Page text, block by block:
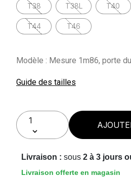
T38 T38L T40
T44 T46
Modèle : Mesure 1m86, porte
Guide des tailles
Livraison : sous 2 à 3 jours
Livraison offerte en magasin